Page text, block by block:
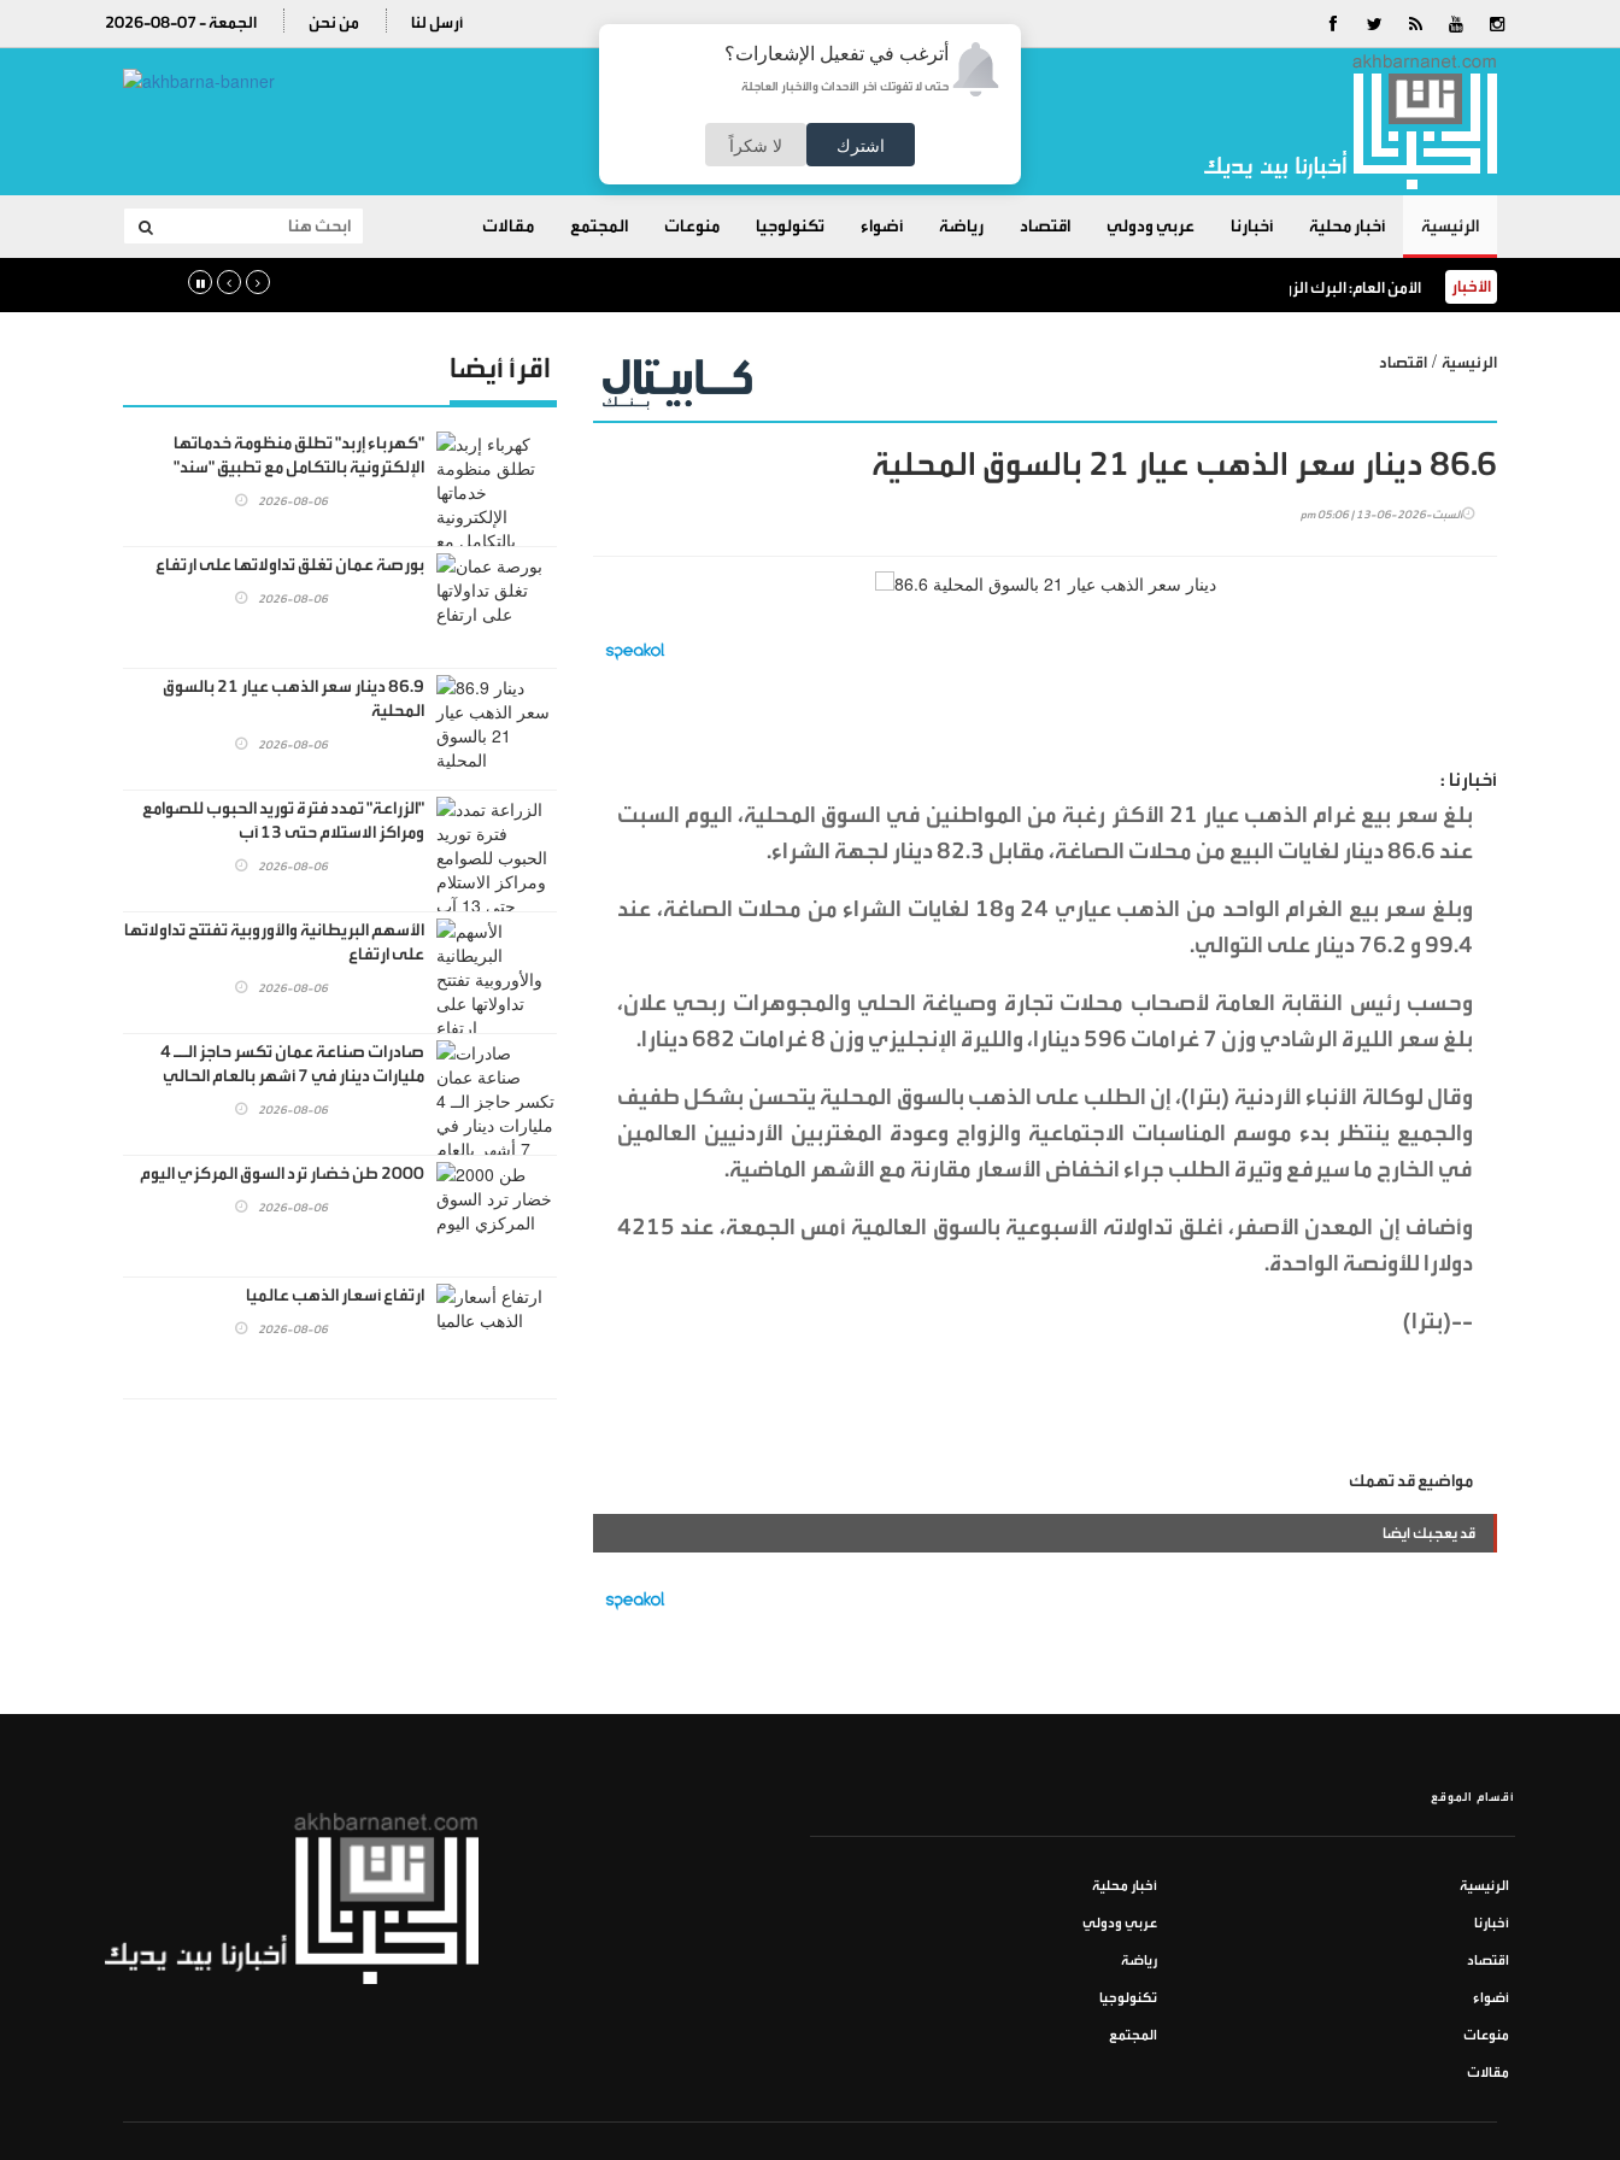
أترغب في تفعيل الإشعارات؟
حتى لا تفوتك آخر الأحداث والأخبار العاجلة
اشترك لا شكراً
2026-08-07 - الجمعة من نحن أرسل لنا
الرئيسية أخبار محلية أخبارنا عربي ودولي اقتصاد رياضة أضواء تكنولوجيا منوعات المجتمع مقالات
الأخبار الأمن العام: البرك الزراعية خطرٌ لا مكان للسباحة فيها
الرئيسية / اقتصاد
86.6 دينار سعر الذهب عيار 21 بالسوق المحلية
السبت-2026-06-13 | 05:06 pm
أخبارنا :
بلغ سعر بيع غرام الذهب عيار 21 الأكثر رغبة من المواطنين في السوق المحلية، اليوم السبت
عند 86.6 دينار لغايات البيع من محلات الصاغة، مقابل 82.3 دينار لجهة الشراء.
وبلغ سعر بيع الغرام الواحد من الذهب عياري 24 و18 لغايات الشراء من محلات الصاغة، عند
99.4 و 76.2 دينار على التوالي.
وحسب رئيس النقابة العامة لأصحاب محلات تجارة وصياغة الحلي والمجوهرات ربحي علان،
بلغ سعر الليرة الرشادي وزن 7 غرامات 596 دينارا، والليرة الإنجليزي وزن 8 غرامات 682 دينارا.
وقال لوكالة الأنباء الأردنية (بترا)، إن الطلب على الذهب بالسوق المحلية يتحسن بشكل طفيف
والجميع ينتظر بدء موسم المناسبات الاجتماعية والزواج وعودة المغتربين الأردنيين العالمين
في الخارج ما سيرفع وتيرة الطلب جراء انخفاض الأسعار مقارنة مع الأشهر الماضية.
وأضاف إن المعدن الأصفر، أغلق تداولاته الأسبوعية بالسوق العالمية أمس الجمعة، عند 4215
دولارا للأونصة الواحدة.
--(بترا)
مواضيع قد تهمك
قد يعجبك ايضا
اقرأ أيضا
"كهرباء إربد" تطلق منظومة خدماتها
الإلكترونية بالتكامل مع تطبيق "سند"
2026-08-06
بورصة عمان تغلق تداولاتها على ارتفاع
2026-08-06
86.9 دينار سعر الذهب عيار 21 بالسوق
المحلية
2026-08-06
"الزراعة" تمدد فترة توريد الحبوب للصوامع
ومراكز الاستلام حتى 13 آب
2026-08-06
الأسهم البريطانية والأوروبية تفتتح تداولاتها
على ارتفاع
2026-08-06
صادرات صناعة عمان تكسر حاجز الــ 4
مليارات دينار في 7 أشهر بالعام الحالي
2026-08-06
2000 طن خضار ترد السوق المركزي اليوم
2026-08-06
ارتفاع أسعار الذهب عالميا
2026-08-06
أقسام الموقع
الرئيسية أخبار محلية
أخبارنا عربي ودولي
اقتصاد رياضة
أضواء تكنولوجيا
منوعات المجتمع
مقالات